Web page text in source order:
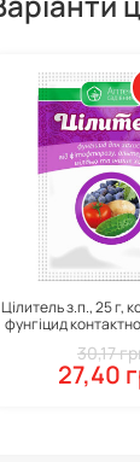
Цілитель з.п., 25 г,
фунгіцид
27,40
30,17